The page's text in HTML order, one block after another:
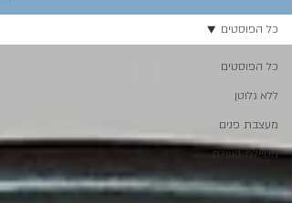
כל הפוסטים
ללא גלוטן
מעצבת פנים
מטיילת בעולם
כל הפוסטים